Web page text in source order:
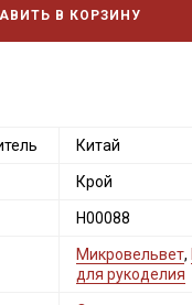
В КОРЗИНУ
Китай
Крой
Н00088
Микровельвет,
для рукоделия